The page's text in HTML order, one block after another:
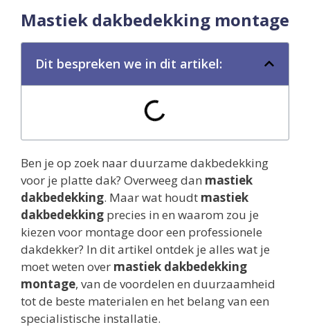
Mastiek dakbedekking montage
Dit bespreken we in dit artikel:
Ben je op zoek naar duurzame dakbedekking
voor je platte dak? Overweeg dan mastiek
dakbedekking. Maar wat houdt mastiek
dakbedekking precies in en waarom zou je
kiezen voor montage door een professionele
dakdekker? In dit artikel ontdek je alles wat je
moet weten over mastiek dakbedekking
montage, van de voordelen en duurzaamheid
tot de beste materialen en het belang van een
specialistische installatie.